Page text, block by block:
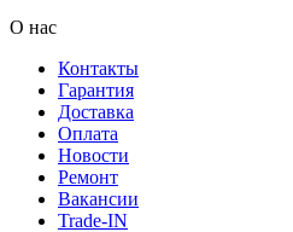
О нас
Контакты
Гарантия
Доставка
Оплата
Новости
Ремонт
Вакансии
Trade-IN